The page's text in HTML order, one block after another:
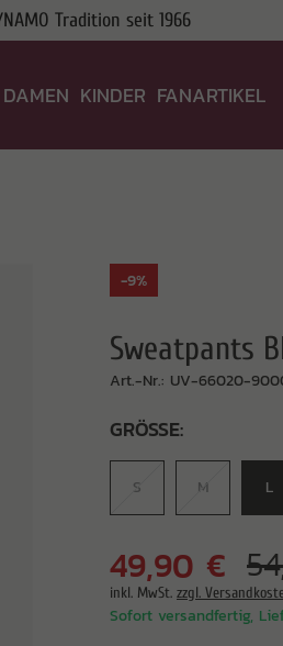
Tradition seit 1966
DAMEN KINDER FANARTIKEL
-9%
Sweatpants
Art.-Nr.: UV-66020-
GRÖSSE:
S M L
49,90 €
inkl. MwSt. zzgl.
Sofort versandfertig,